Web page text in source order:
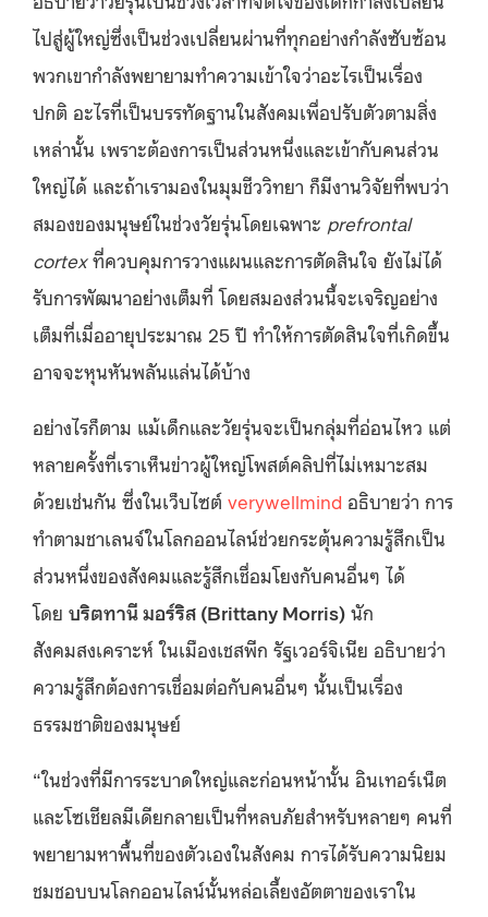
ไปสู่ผู้ใหญ่ซึ่งเป็นช่วงเปลี่ยนผ่านที่ทุกอย่างกำลังซับซ้อน
พวกเขากำลังพยายามทำความเข้าใจว่าอะไรเป็นเรื่อง
ปกติ อะไรที่เป็นบรรทัดฐานในสังคมเพื่อปรับตัวตามสิ่ง
เหล่านั้น เพราะต้องการเป็นส่วนหนึ่งและเข้ากับคนส่วน
ใหญ่ได้ และถ้าเรามองในมุมชีววิทยา ก็มีงานวิจัยที่พบว่า
สมองของมนุษย์ในช่วงวัยรุ่นโดยเฉพาะ prefrontal
cortexที่ควบคุมการวางแผนและการตัดสินใจ ยังไม่ได้
รับการพัฒนาอย่างเต็มที่ โดยสมองส่วนนี้จะเจริญอย่าง
เต็มที่เมื่ออายุประมาณ 25 ปี ทำให้การตัดสินใจที่เกิดขึ้น
อาจจะหุนหันพลันแล่นได้บ้าง
อย่างไรก็ตาม แม้เด็กและวัยรุ่นจะเป็นกลุ่มที่อ่อนไหว แต่
หลายครั้งที่เราเห็นข่าวผู้ใหญ่โพสต์คลิปที่ไม่เหมาะสม
ด้วยเช่นกัน ซึ่งในเว็บไซต์ verywellmind อธิบายว่า การ
ทำตามชาเลนจ์ในโลกออนไลน์ช่วยกระตุ้นความรู้สึกเป็น
ส่วนหนึ่งของสังคมและรู้สึกเชื่อมโยงกับคนอื่นๆ ได้
โดย บริตทานี มอร์ริส (Brittany Morris) นัก
สังคมสงเคราะห์ ในเมืองเชสพีก รัฐเวอร์จิเนีย อธิบายว่า
ความรู้สึกต้องการเชื่อมต่อกับคนอื่นๆ นั้นเป็นเรื่อง
ธรรมชาติของมนุษย์
“ในช่วงที่มีการระบาดใหญ่และก่อนหน้านั้น อินเทอร์เน็ต
และโซเชียลมีเดียกลายเป็นที่หลบภัยสำหรับหลายๆ คนที่
พยายามหาพื้นที่ของตัวเองในสังคม การได้รับความนิยม
ชมชอบบนโลกออนไลน์นั้นหล่อเลี้ยงอัตตาของเราใน